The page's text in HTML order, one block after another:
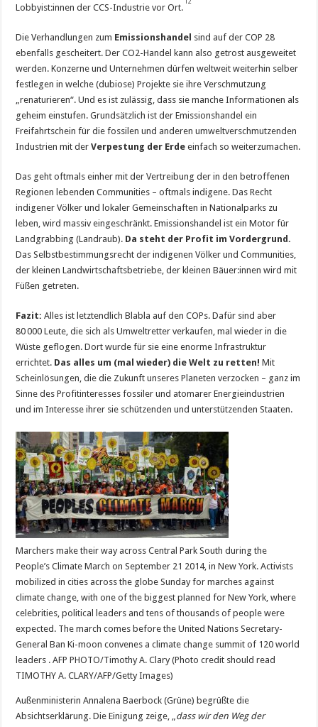
Lobbyist:innen der CCS-Industrie vor Ort.
12
Die Verhandlungen zum Emissionshandel sind auf der COP 28
ebenfalls gescheitert. Der CO2-Handel kann also getrost ausgeweitet
werden. Konzerne und Unternehmen dürfen weltweit weiterhin selber
festlegen in welche (dubiose) Projekte sie ihre Verschmutzung
„renaturieren“. Und es ist zulässig, dass sie manche Informationen als
geheim einstufen. Grundsätzlich ist der Emissionshandel ein
Freifahrtschein für die fossilen und anderen umweltverschmutzenden
Industrien mit derVerpestung der Erdeeinfach so weiterzumachen.
Das geht oftmals einher mit der Vertreibung der in den betroffenen
Regionen lebenden Communities – oftmals indigene. Das Recht
indigener Völker und lokaler Gemeinschaften in Nationalparks zu
leben, wird massiv eingeschränkt. Emissionshandel ist ein Motor für
Landgrabbing (Landraub). Da steht der Profit im Vordergrund.
Das Selbstbestimmungsrecht der indigenen Völker und Communities,
der kleinen Landwirtschaftsbetriebe, der kleinen Bäuer:innen wird mit
Füßen getreten.
Fazit:Alles ist letztendlich Blabla auf den COPs. Dafür sind aber
80 000 Leute, die sich als Umweltretter verkaufen, mal wieder in die
Wüste geflogen. Dort wurde für sie eine enorme Infrastruktur
errichtet. Das alles um (mal wieder) die Welt zu retten!Mit
Scheinlösungen, die die Zukunft unseres Planeten verzocken – ganz im
Sinne des Profitinteresses fossiler und atomarer Energieindustrien
und im Interesse ihrer sie schützenden und unterstützenden Staaten.
Marchers make their way across Central Park South during the
People’s Climate March on September 21 2014, in New York. Activists
mobilized in cities across the globe Sunday for marches against
climate change, with one of the biggest planned for New York, where
celebrities, political leaders and tens of thousands of people were
expected. The march comes before the United Nations Secretary-
General Ban Ki-moon convenes a climate change summit of 120 world
leaders . AFP PHOTO/Timothy A. Clary (Photo credit should read
TIMOTHY A. CLARY/AFP/Getty Images)
Außenministerin Annalena Baerbock (Grüne) begrüßte die
Absichtserklärung. Die Einigung zeige, „ dass wir den Weg der